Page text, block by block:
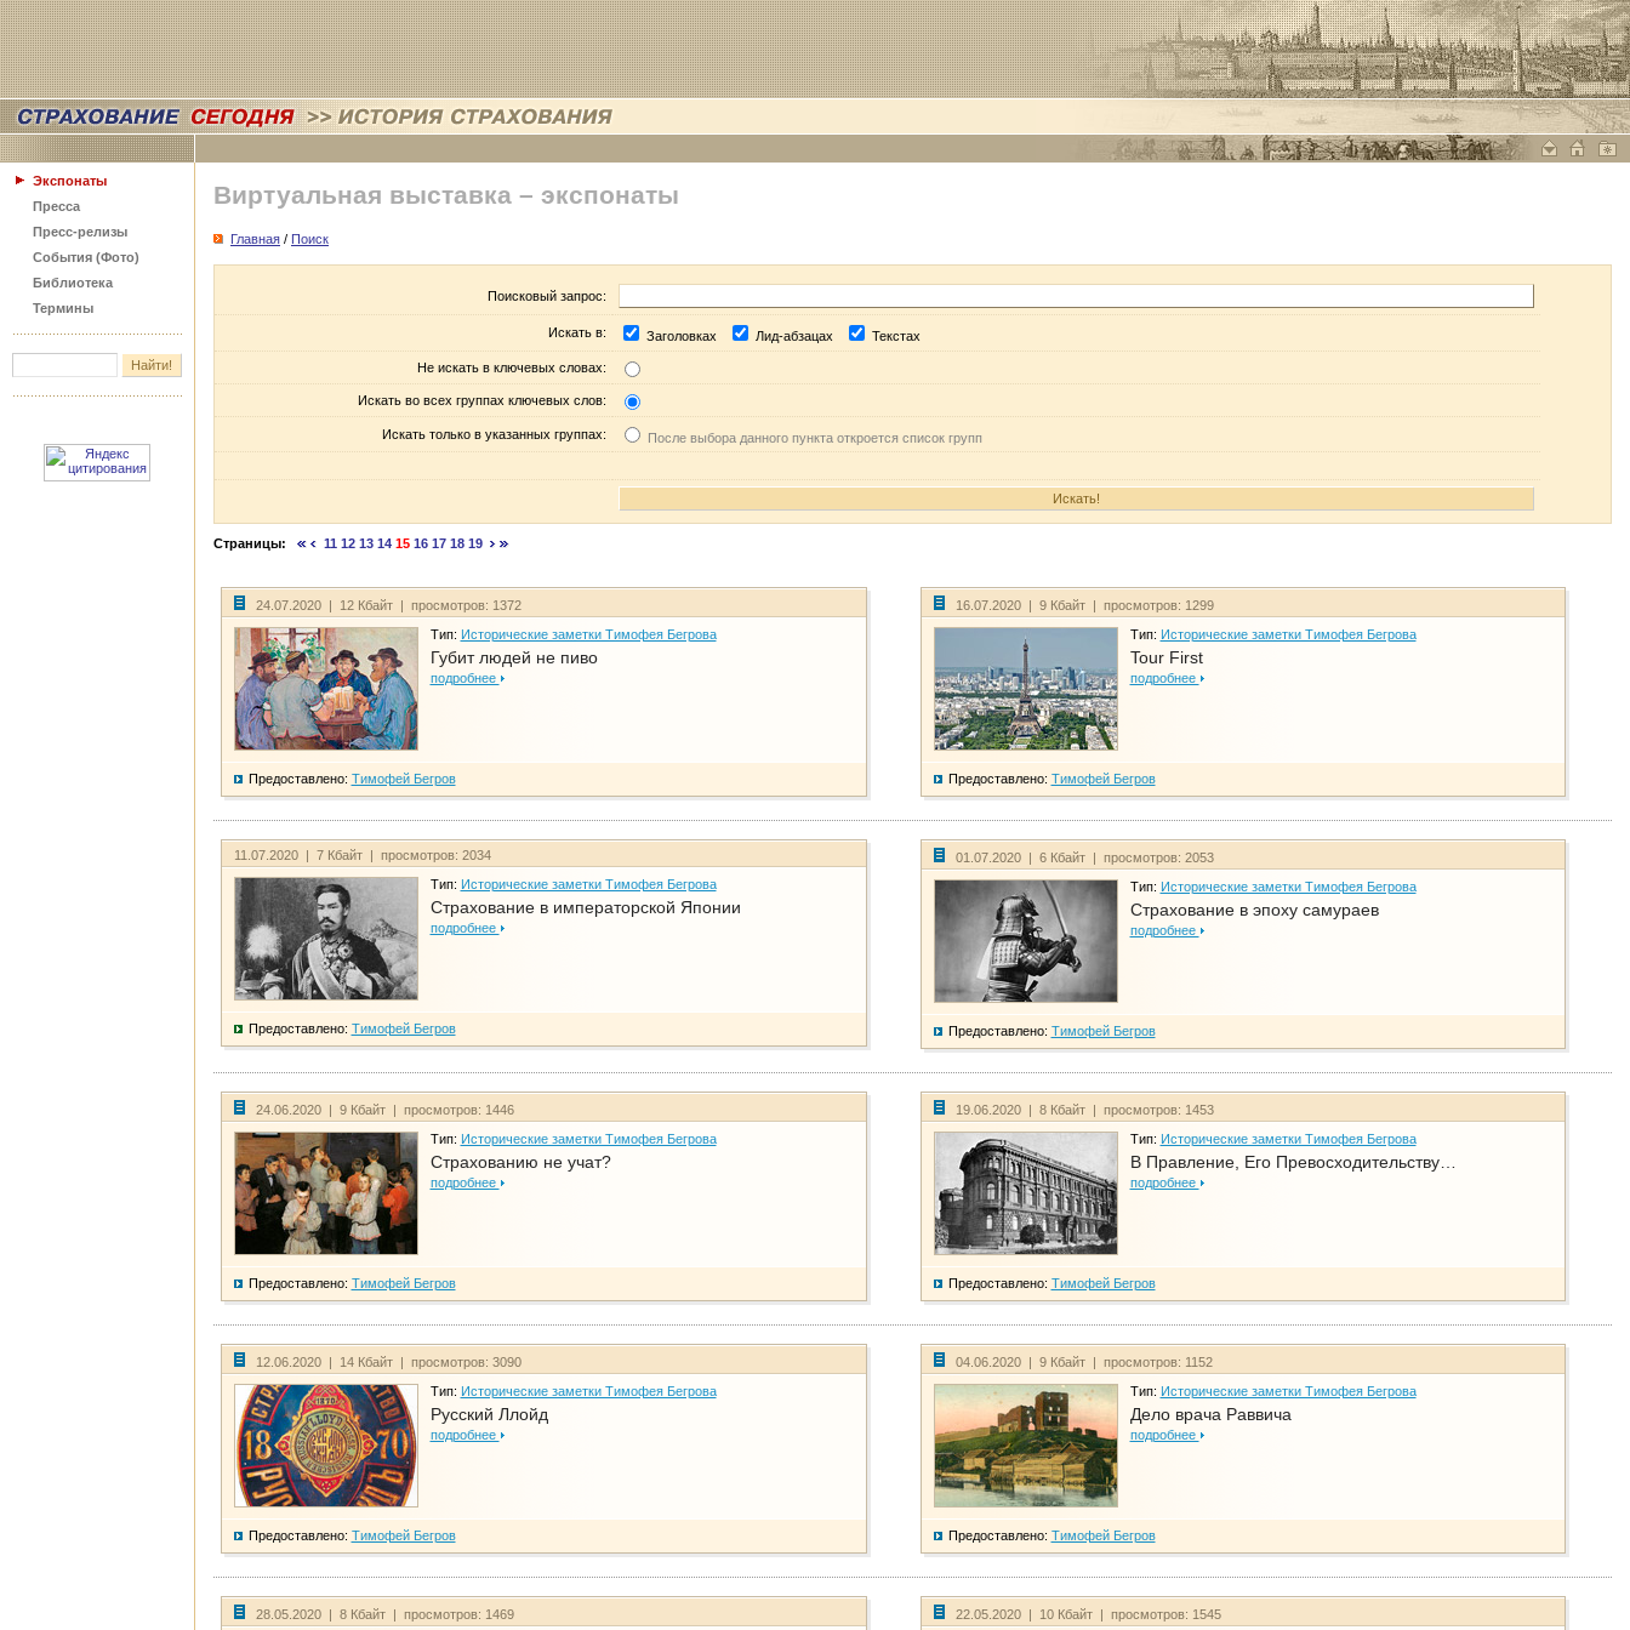
Экспонаты
Пресса
Пресс-релизы
События (Фото)
Библиотека
Термины
Виртуальная выставка – экспонаты
Главная / Поиск
Поисковый запрос:
Искать в: Заголовках Лид-абзацах Текстах
Не искать в ключевых словах:
Искать во всех группах ключевых слов:
Искать только в указанных группах: После выбора данного пункта откроется список групп
Страницы: 11 12 13 14 15 16 17 18 19
24.07.2020 | 12 Кбайт | просмотров: 1372
Тип: Исторические заметки Тимофея Бегрова
Губит людей не пиво
подробнее
Предоставлено: Тимофей Бегров
16.07.2020 | 9 Кбайт | просмотров: 1299
Тип: Исторические заметки Тимофея Бегрова
Tour First
подробнее
Предоставлено: Тимофей Бегров
11.07.2020 | 7 Кбайт | просмотров: 2034
Тип: Исторические заметки Тимофея Бегрова
Страхование в императорской Японии
подробнее
Предоставлено: Тимофей Бегров
01.07.2020 | 6 Кбайт | просмотров: 2053
Тип: Исторические заметки Тимофея Бегрова
Страхование в эпоху самураев
подробнее
Предоставлено: Тимофей Бегров
24.06.2020 | 9 Кбайт | просмотров: 1446
Тип: Исторические заметки Тимофея Бегрова
Страхованию не учат?
подробнее
Предоставлено: Тимофей Бегров
19.06.2020 | 8 Кбайт | просмотров: 1453
Тип: Исторические заметки Тимофея Бегрова
В Правление, Его Превосходительству…
подробнее
Предоставлено: Тимофей Бегров
12.06.2020 | 14 Кбайт | просмотров: 3090
Тип: Исторические заметки Тимофея Бегрова
Русский Ллойд
подробнее
Предоставлено: Тимофей Бегров
04.06.2020 | 9 Кбайт | просмотров: 1152
Тип: Исторические заметки Тимофея Бегрова
Дело врача Раввича
подробнее
Предоставлено: Тимофей Бегров
28.05.2020 | 8 Кбайт | просмотров: 1469 22.05.2020 | 10 Кбайт | просмотров: 1545